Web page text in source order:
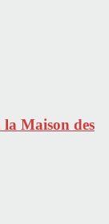
Maison des